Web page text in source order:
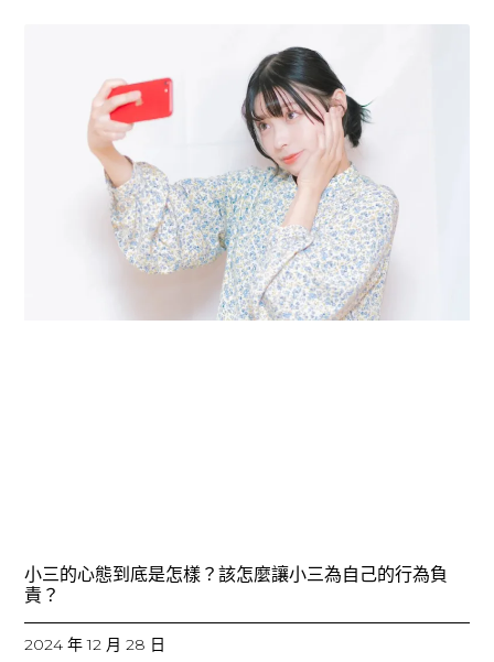
小三的心態到底是怎樣？該怎麼讓小三為自己的行為負
責？
2024 年 12 月 28 日